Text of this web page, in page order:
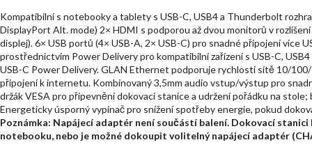
Kompatibilní s notebooky a tablety s USB-C, USB4 a Thunderbolt
DisplayPort Alt. mode) 2× HDMI s podporou až dvou monitorů v
displej). 6× USB portů (4× USB-A, 2× USB-C) pro snadné připojení více
prostřednictvím Power Delivery pro kompatibilní zařízení s USB-C,
USB-C Power Delivery. GLAN Ethernet podporuje rychlosti sítě 10/
připojení k internetu. Kombinovaný 3,5mm audio vstup/výstup pro
držák VESA pro připevnění dokovací stanice a udržení pořádku na
Energeticky úsporný vypínač pro snížení spotřeby energie, pokud
Poznámka: Napájecí adaptér není součástí balení. Dokovací
notebooku, nebo je možné dokoupit volitelný napájecí adaptér